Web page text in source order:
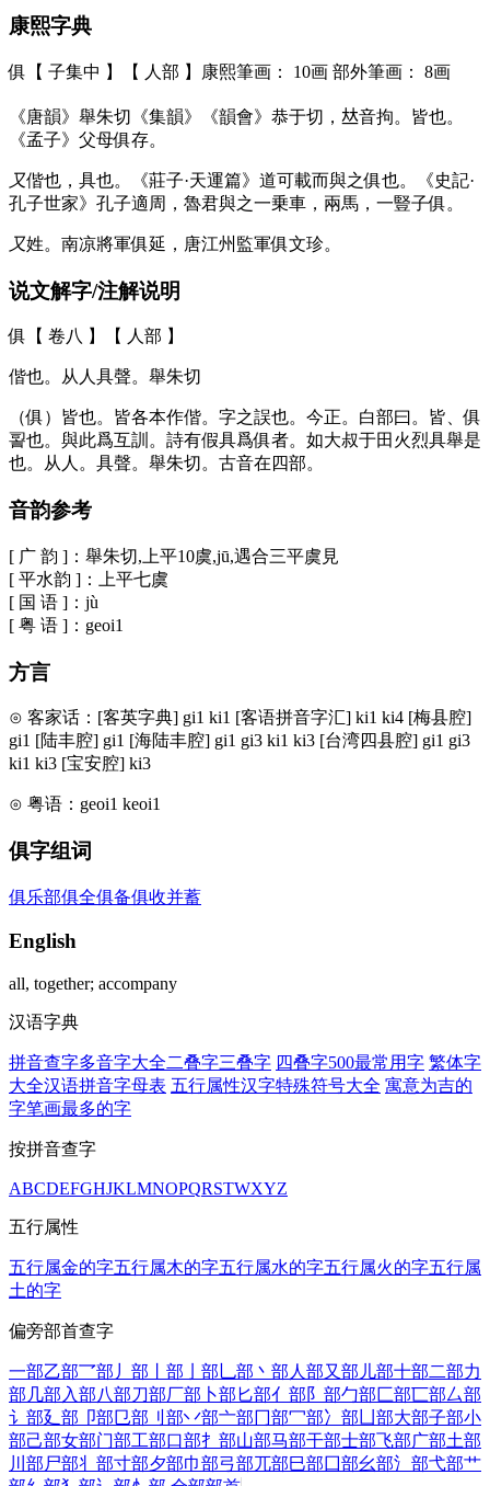
康熙字典
俱【 子集中 】【 人部 】康熙筆画： 10画 部外筆画： 8画
《唐韻》舉朱切《集韻》《韻會》恭于切，𠀤音拘。皆也。
《孟子》父母俱存。
又偕也，具也。《莊子·天運篇》道可載而與之俱也。《史記·
孔子世家》孔子適周，魯君與之一乗車，兩馬，一豎子俱。
又姓。南凉將軍俱延，唐江州監軍俱文珍。
说文解字/注解说明
俱【 卷八 】【 人部 】
偕也。从人具聲。舉朱切
（俱）皆也。皆各本作偕。字之誤也。今正。白部曰。皆、俱
䛐也。與此爲互訓。詩有假具爲俱者。如大叔于田火烈具舉是
也。从人。具聲。舉朱切。古音在四部。
音韵参考
[ 广 韵 ]：舉朱切,上平10虞,jū,遇合三平虞見
[ 平水韵 ]：上平七虞
[ 国 语 ]：jù
[ 粤 语 ]：geoi1
方言
⊙ 客家话：[客英字典] gi1 ki1 [客语拼音字汇] ki1 ki4 [梅县腔]
gi1 [陆丰腔] gi1 [海陆丰腔] gi1 gi3 ki1 ki3 [台湾四县腔] gi1 gi3
ki1 ki3 [宝安腔] ki3
⊙ 粤语：geoi1 keoi1
俱字组词
俱乐部俱全俱备俱收并蓄
English
all, together; accompany
汉语字典
拼音查字多音字大全二叠字三叠字 四叠字500最常用字 繁体字
大全汉语拼音字母表 五行属性汉字特殊符号大全 寓意为吉的
字笔画最多的字
按拼音查字
ABCDEFGHJKLMNOPQRSTWXYZ
五行属性
五行属金的字五行属木的字五行属水的字五行属火的字五行属
土的字
偏旁部首查字
一部乙部乛部 丿部 丨部 亅部 乚部 丶部 人部又部 儿部十部二部力
部 几部 入部八部刀部厂部 卜部 匕部亻部 阝部勹部匚部匸部厶部
讠部廴部 卩部㔾部 刂部丷部亠部 冂部冖部冫部 凵部大部子部小
部己部女部门部工部口部扌部山部马部干部士部飞部广部土部
川部尸部丬部寸部夕部巾部弓部兀部巳部囗部幺部氵部弋部艹